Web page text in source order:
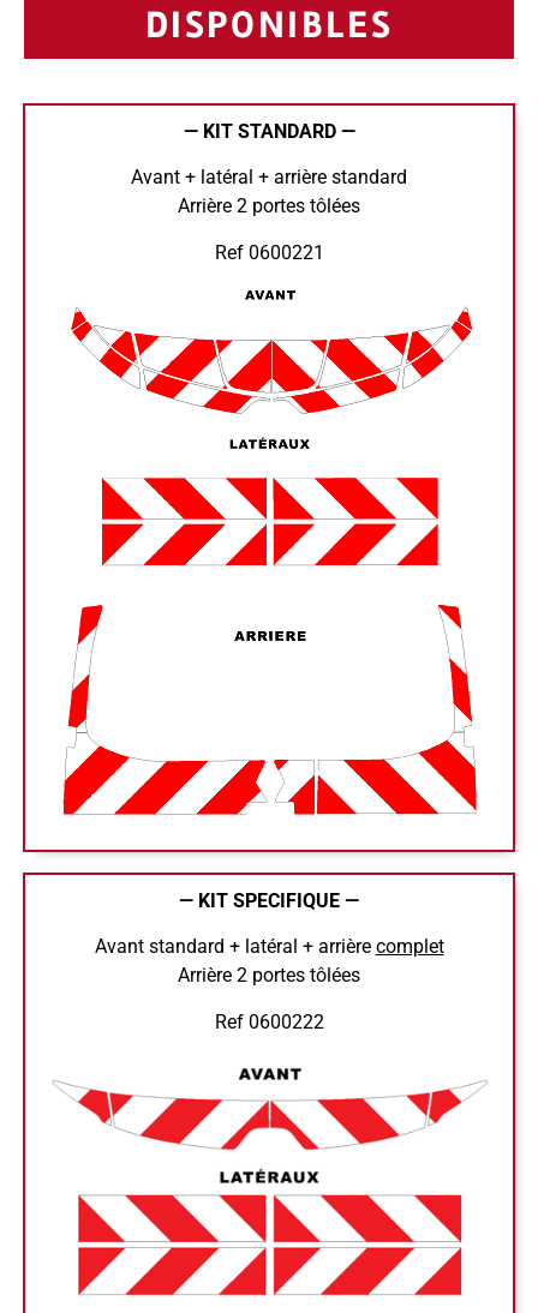
DISPONIBLES
— KIT STANDARD —
Avant + latéral + arrière standard
Arrière 2 portes tôlées
Ref 0600221
— KIT SPECIFIQUE —
Avant standard + latéral + arrière complet
Arrière 2 portes tôlées
Ref 0600222